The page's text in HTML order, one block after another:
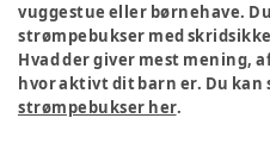
vuggestue eller børnehave.
strømpebukser med
Hvad der giver mest mening,
hvor aktivt dit barn er. Du kan
strømpebukser her.